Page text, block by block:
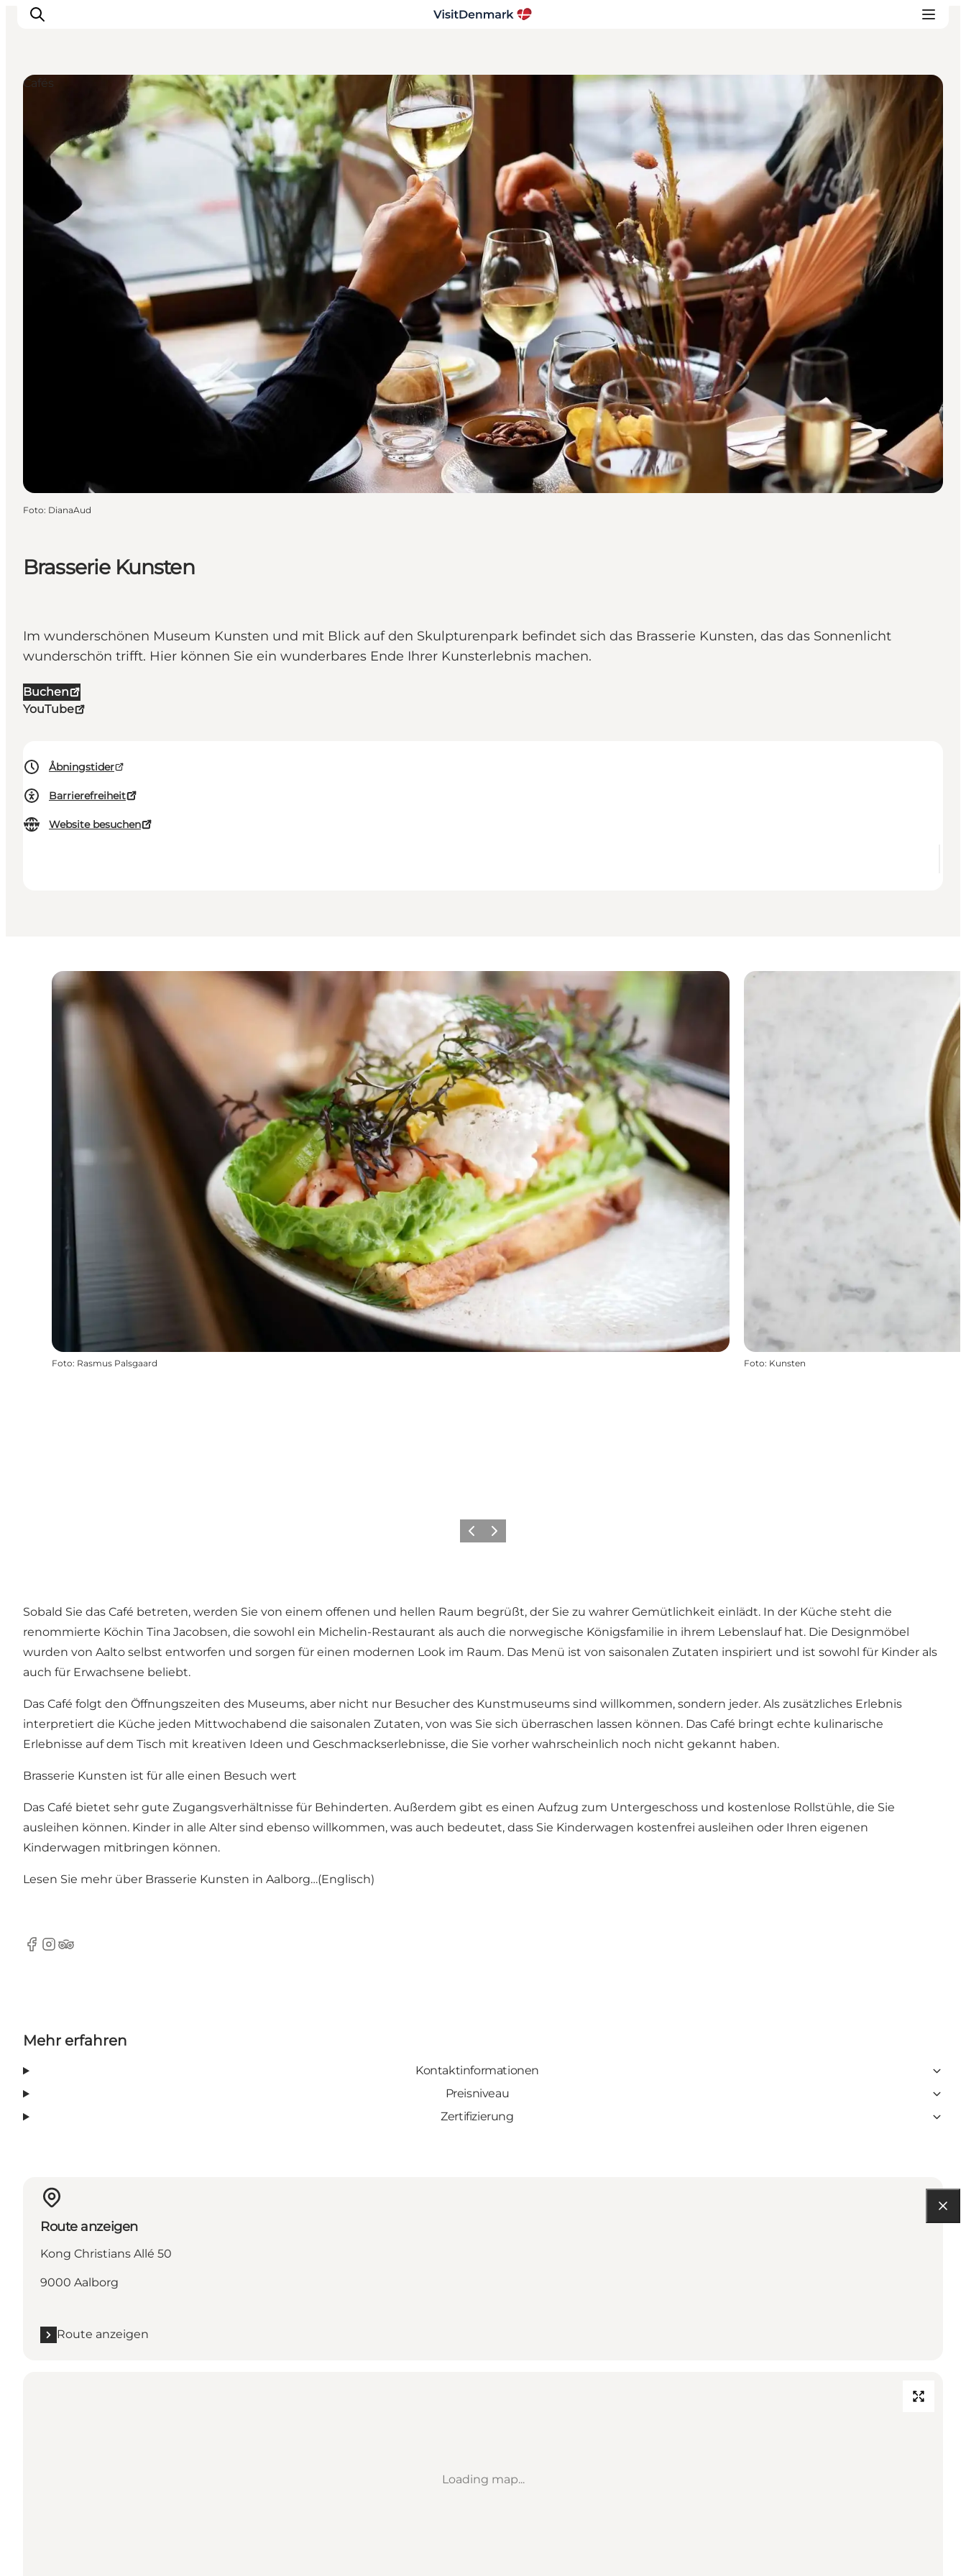
Inspiration
Regionen
Erlebnisse
Unterkünfte
Reiseplanung
Brasserie Kunsten
Im wunderschönen Museum Kunsten und mit Blick auf den Skulpturenpark befindet sich das Brasserie Kunsten, das das Sonnenlicht
wunderschön trifft. Hier können Sie ein wunderbares Ende Ihrer Kunsterlebnis machen.
Buchen
YouTube
Åbningstider
Barrierefreiheit
Website besuchen
Cafés
Foto: DianaAud
Foto: Rasmus Palsgaard Foto: Kunsten
ZurückWeiter
Sobald Sie das Café betreten, werden Sie von einem offenen und hellen Raum begrüßt, der Sie zu wahrer Gemütlichkeit einlädt. In der Küche steht die
renommierte Köchin Tina Jacobsen, die sowohl ein Michelin-Restaurant als auch die norwegische Königsfamilie in ihrem Lebenslauf hat. Die Designmöbel
wurden von Aalto selbst entworfen und sorgen für einen modernen Look im Raum. Das Menü ist von saisonalen Zutaten inspiriert und ist sowohl für Kinder als
auch für Erwachsene beliebt.
Das Café folgt den Öffnungszeiten des Museums, aber nicht nur Besucher des Kunstmuseums sind willkommen, sondern jeder. Als zusätzliches Erlebnis
interpretiert die Küche jeden Mittwochabend die saisonalen Zutaten, von was Sie sich überraschen lassen können. Das Café bringt echte kulinarische
Erlebnisse auf dem Tisch mit kreativen Ideen und Geschmackserlebnisse, die Sie vorher wahrscheinlich noch nicht gekannt haben.
Brasserie Kunsten ist für alle einen Besuch wert
Das Café bietet sehr gute Zugangsverhältnisse für Behinderten. Außerdem gibt es einen Aufzug zum Untergeschoss und kostenlose Rollstühle, die Sie
ausleihen können. Kinder in alle Alter sind ebenso willkommen, was auch bedeutet, dass Sie Kinderwagen kostenfrei ausleihen oder Ihren eigenen
Kinderwagen mitbringen können.
Lesen Sie mehr über Brasserie Kunsten in Aalborg…(Englisch)
Facebook
Instagram
TripAdvisor
Mehr erfahren
Kontaktinformationen
Preisniveau
Zertifizierung
Route anzeigen
Kong Christians Allé 50
9000 Aalborg
Route anzeigen
Loading map...